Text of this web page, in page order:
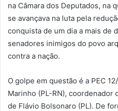
na Câmara dos Deputados, na
se avançava na luta pela
conquista de um dia a mais de
senadores inimigos do povo
contra a nação.
O golpe em questão é a PEC
Marinho (PL-RN), coordenador
de Flávio Bolsonaro (PL). De